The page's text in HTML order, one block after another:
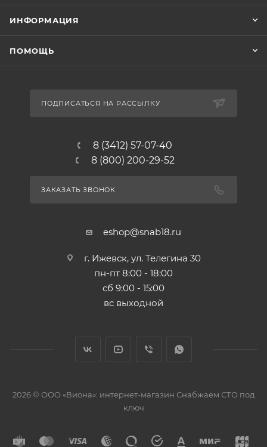
ИНФОРМАЦИЯ
ПОМОЩЬ
ПОДПИСАТЬСЯ НА РАССЫЛКУ
8 (3412) 57-07-40
8 (800) 200-29-52
ЗАКАЗАТЬ ЗВОНОК
eshop@snab18.ru
г. Ижевск, ул. Телегина 30
пн-пт 8:00 - 18:00
сб 9:00 - 15:00
вс выходной
2026 © ООО «Виона»: интернет-магазин Снабжаем СТО под
ключ